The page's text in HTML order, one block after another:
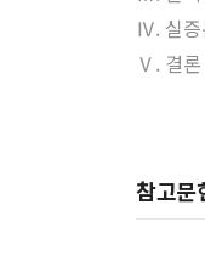
Ⅳ. 실증
Ⅴ. 결론
참고문